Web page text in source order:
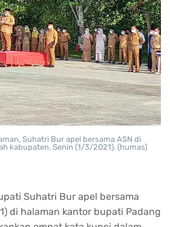
Suhatri Bur apel bersama ASN di
kabupaten, Senin (1/3/2021). (humas)
Suhatri Bur apel bersama
di halaman kantor bupati Padang